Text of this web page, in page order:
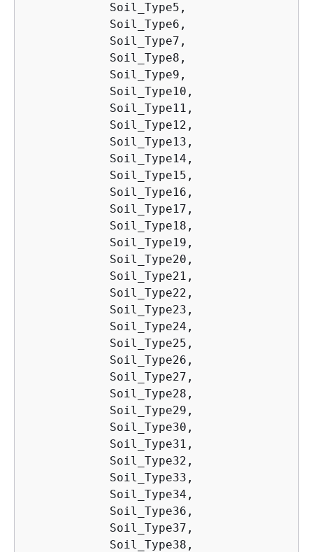
            Soil_Type5,
            Soil_Type6,
            Soil_Type7,
            Soil_Type8,
            Soil_Type9,
            Soil_Type10,
            Soil_Type11,
            Soil_Type12,
            Soil_Type13,
            Soil_Type14,
            Soil_Type15,
            Soil_Type16,
            Soil_Type17,
            Soil_Type18,
            Soil_Type19,
            Soil_Type20,
            Soil_Type21,
            Soil_Type22,
            Soil_Type23,
            Soil_Type24,
            Soil_Type25,
            Soil_Type26,
            Soil_Type27,
            Soil_Type28,
            Soil_Type29,
            Soil_Type30,
            Soil_Type31,
            Soil_Type32,
            Soil_Type33,
            Soil_Type34,
            Soil_Type36,
            Soil_Type37,
            Soil_Type38,